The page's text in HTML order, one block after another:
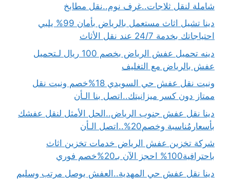
شاملة لنقل ثلاجات..غرف نوم..نقل مطابخ
دينا تشيل اثاث مستعمل بالرياض بأمان 99% يلبي
احتياجاتك بخدمة 24/7 عند نقل الأثاث
دينه تحميل عفش الرياض بخصم 100 ريال لـتحميل
عفش بالرياض مع التغليف
ونيت نقل عفش حي السويدي 18%خصم ونيت نقل
ممتاز دون كسر ميزانيتك..اتصل بنا الـأن
دينا نقل عفش جنوب الرياض..الحل الأمثل لنقل عفشك
بأسعارمُناسبة وخصم20%..اتصل الـأن
شركة تخزين عفش الرياض خدمات تخزين اثاث
باحترافية100% احجز الآن بـ20%خصم فوري
دينا نقل عفش حي المهدية..العفش يوصل مرتب وسليم